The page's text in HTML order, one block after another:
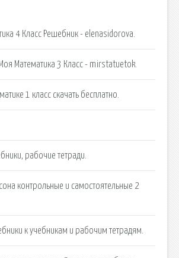
4 Класс Решебник - elenasidorova.
Математика 3 Класс - mirstatuetok.
1 класс скачать бесплатно.
рабочие тетради.
контрольные и самостоятельные 2
к учебникам и рабочим тетрадям.